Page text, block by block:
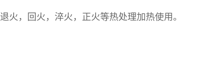
火，回火，淬火，正火等热处理加热使用。